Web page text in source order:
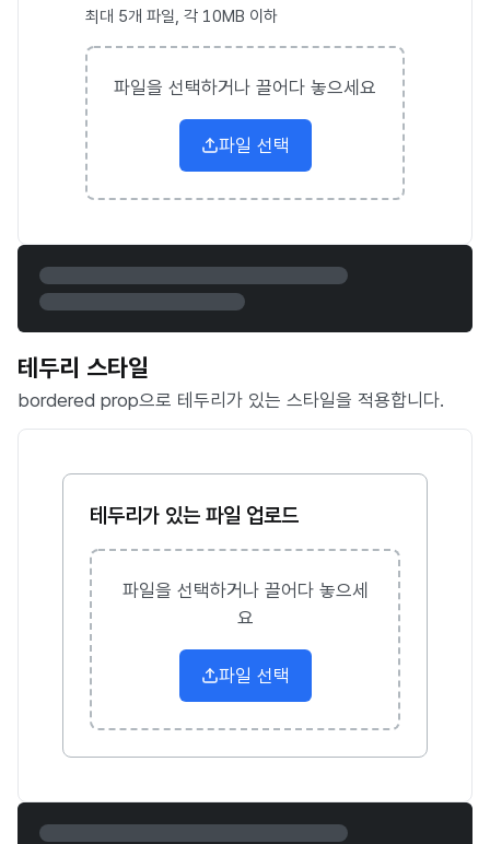
최대 5개 파일, 각 10MB 이하
파일을 선택하거나 끌어다 놓으세요
파일 선택
테두리 스타일
bordered prop으로 테두리가 있는 스타일을 적용합니다.
테두리가 있는 파일 업로드
파일을 선택하거나 끌어다 놓으세
요
파일 선택